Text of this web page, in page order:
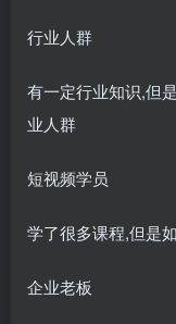
行业人群
有一定行业知识,但
业人群
短视频学员
学了很多课程,但是
企业老板